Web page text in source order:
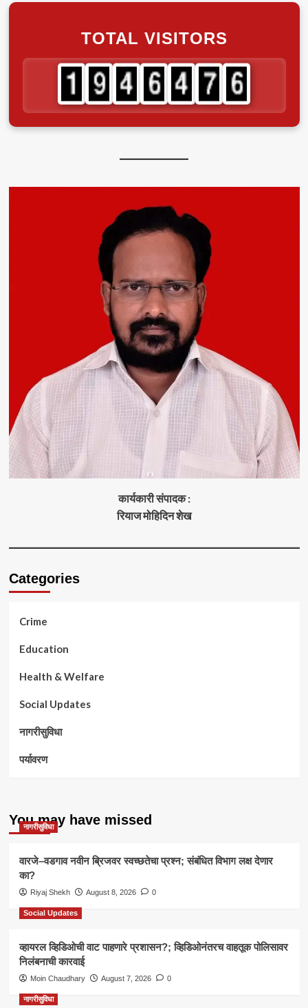
योजनेसाठी
करताय?
जरा
‘हे’
महत्त्वाचे
मुद्दे
TOTAL VISITORS
कार्यकारी संपादक :
रियाज मोहिदिन शेख
Categories
Crime
Education
Health & Welfare
Social Updates
नागरीसुविधा
पर्यावरण
You may have missed
नागरीसुविधा
वारजे–वडगाव नवीन ब्रिजवर स्वच्छतेचा प्रश्न; संबंधित विभाग लक्ष देणार
का?
Riyaj Shekh August 8, 2026 0
Social Updates
व्हायरल व्हिडिओची वाट पाहणारे प्रशासन?; व्हिडिओनंतरच वाहतूक पोलिसावर
निलंबनाची कारवाई
Moin Chaudhary August 7, 2026 0
नागरीसुविधा